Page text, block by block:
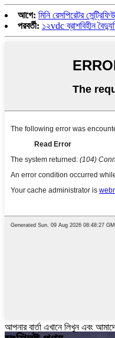
আগে: মিনি রেসপিরেটর
পরবর্তী: ১২vdc ব্রাশবিহীন
আপনার বার্তা এখানে লিখুন এবং